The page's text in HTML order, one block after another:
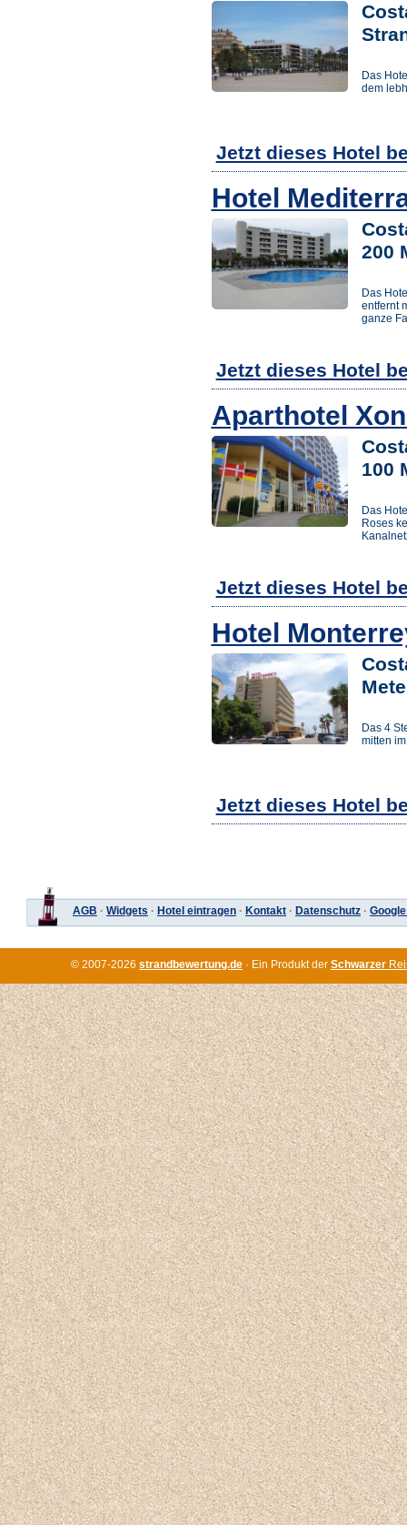
Das
dem
Jetzt dieses Hotel
Hotel
200
Das
entfernt
ganze
Jetzt dieses Hotel
Aparthotel
100
Das
Roses
Jetzt dieses Hotel
Hotel
Das 4
mitten
Jetzt dieses Hotel
AGB · Widgets · Hotel eintragen · Kontakt · Datenschutz ·
© 2007-2026 strandbewertung.de · Ein Produkt der Schwarzer